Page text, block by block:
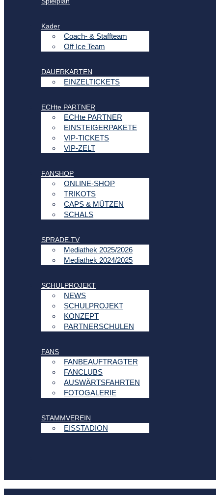
Kader
Coach- & Staffteam
Off Ice Team
DAUERKARTEN
EINZELTICKETS
ECHte PARTNER
ECHte PARTNER
EINSTEIGERPAKETE
VIP-TICKETS
VIP-ZELT
FANSHOP
ONLINE-SHOP
TRIKOTS
CAPS & MÜTZEN
SCHALS
SPRADE.TV
Mediathek 2025/2026
Mediathek 2024/2025
SCHULPROJEKT
NEWS
SCHULPROJEKT
KONZEPT
PARTNERSCHULEN
FANS
FANBEAUFTRAGTER
FANCLUBS
AUSWÄRTSFAHRTEN
FOTOGALERIE
STAMMVEREIN
EISSTADION